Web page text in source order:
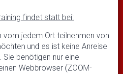
findet statt bei:
vom jedem Ort teilnehmen von
und es ist keine Anreise
Sie benötigen nur eine
Webbrowser (ZOOM-